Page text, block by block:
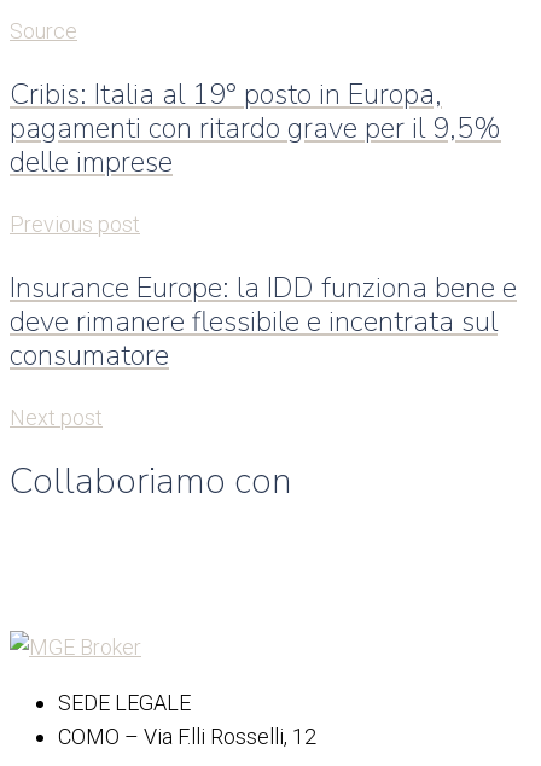
Source
Cribis: Italia al 19° posto in Europa,
pagamenti con ritardo grave per il 9,5%
delle imprese
Previous post
Insurance Europe: la IDD funziona bene e
deve rimanere flessibile e incentrata sul
consumatore
Next post
Collaboriamo con
SEDE LEGALE
COMO – Via F.lli Rosselli, 12